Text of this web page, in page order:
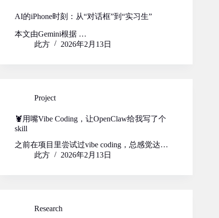
AI的iPhone时刻：从“对话框”到“实习生”
本文由Gemini根据 …
此方
2026年2月13日
Project
🦞用嘴Vibe Coding，让OpenClaw给我写了个
skill
之前在项目里尝试过vibe coding，总感觉达…
此方
2026年2月13日
Research